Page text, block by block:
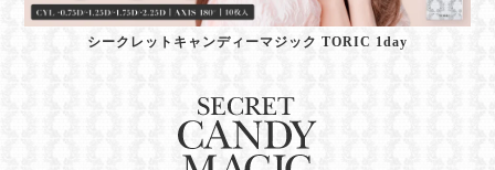
シークレットキャンディーマジック TORIC 1day